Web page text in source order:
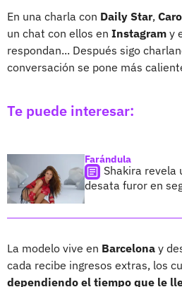
En una charla con Daily Star,
un chat con ellos en Instagram y
respondan... Después sigo
conversación se pone más
Te puede interesar:
Farándula
Shakira revela
desata furor en
La modelo vive en Barcelona y
cada recibe ingresos extras, los
dependiendo el tiempo que le